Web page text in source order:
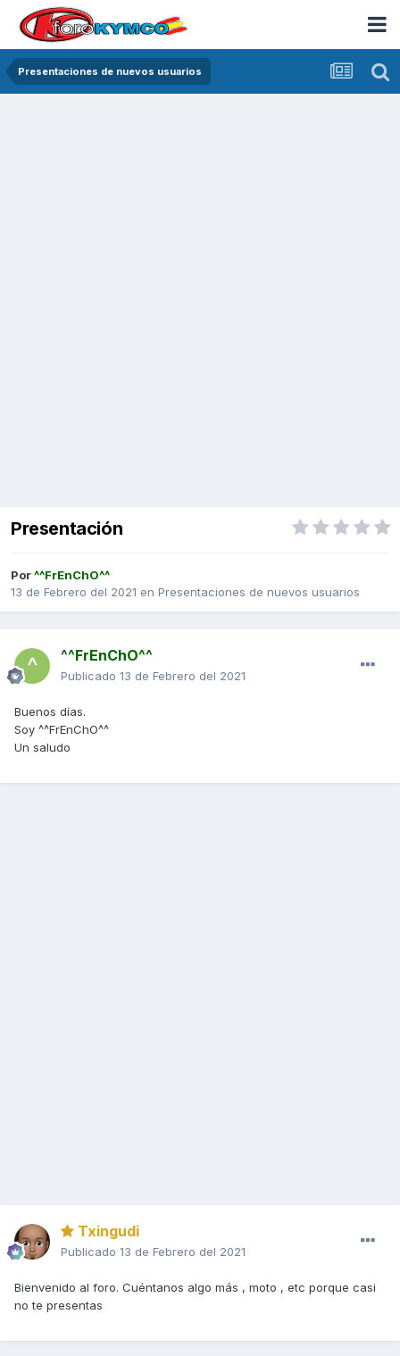
Presentaciones de nuevos usuarios
Presentación
Por^^FrEnChO^^
13 de Febrero del 2021 en Presentaciones de nuevos usuarios
^^FrEnChO^^
Publicado 13 de Febrero del 2021
Buenos días.
Soy ^^FrEnChO^^
Un saludo
Txingudi
Publicado 13 de Febrero del 2021
Bienvenido al foro. Cuéntanos algo más , moto , etc porque casi
no te presentas